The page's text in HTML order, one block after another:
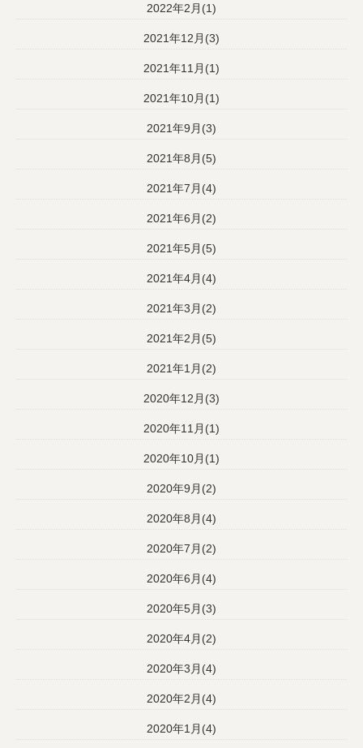
2022年2月(1)
2021年12月(3)
2021年11月(1)
2021年10月(1)
2021年9月(3)
2021年8月(5)
2021年7月(4)
2021年6月(2)
2021年5月(5)
2021年4月(4)
2021年3月(2)
2021年2月(5)
2021年1月(2)
2020年12月(3)
2020年11月(1)
2020年10月(1)
2020年9月(2)
2020年8月(4)
2020年7月(2)
2020年6月(4)
2020年5月(3)
2020年4月(2)
2020年3月(4)
2020年2月(4)
2020年1月(4)